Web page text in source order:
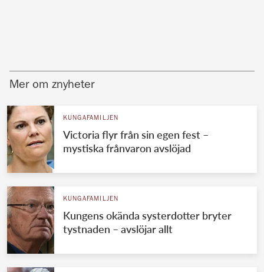
Mer om znyheter
KUNGAFAMILJEN
Victoria flyr från sin egen fest –
mystiska frånvaron avslöjad
KUNGAFAMILJEN
Kungens okända systerdotter bryter
tystnaden – avslöjar allt